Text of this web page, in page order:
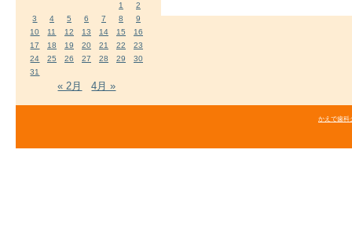
1
2
3
4 5 6 7 8
9
10
11 12 13 14 15
16
17
18 19 20 21 22
23
24
25 26 27 28 29
30
31
« 2月 4月 »
かえで歯科